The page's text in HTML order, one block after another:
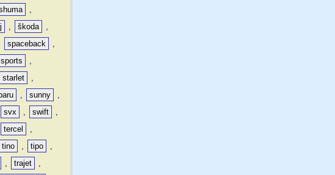
,
, škoda
,
spaceback
,
sports
,
starlet
,
, sunny
,
svx , swift
,
tercel
,
tino , tipo
,
, trajet
,